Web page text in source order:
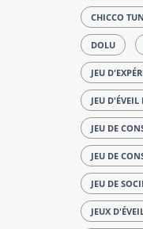
CHICCO
DOLU
JEU
JEU D'ÉVEIL
JEU DE
JEU DE
JEU DE
JEUX